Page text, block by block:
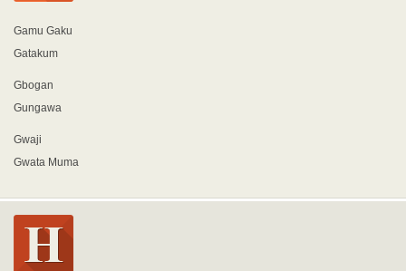
Gamu Gaku
Gatakum
Gbogan
Gungawa
Gwaji
Gwata Muma